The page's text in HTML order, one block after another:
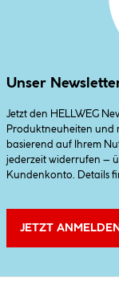
Unser
Jetzt den HELLWEG
Produktneuheiten und
basierend auf Ihrem
jederzeit widerrufen –
Kundenkonto. Details
JETZT ANMELDEN